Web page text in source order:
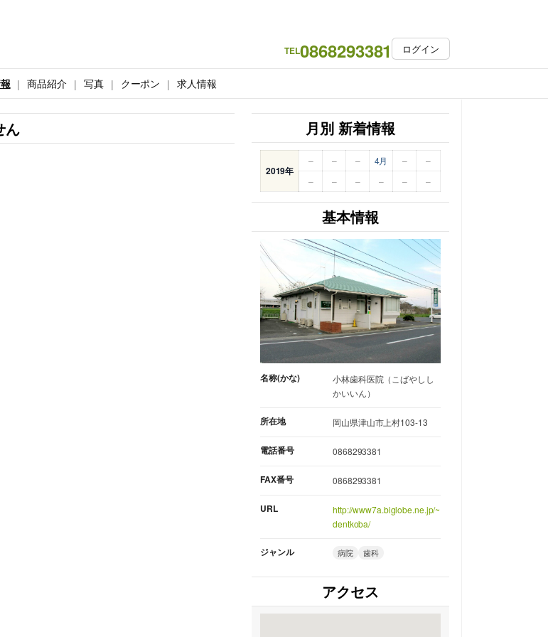
TEL0868293381 ログイン
商品紹介 写真 クーポン 求人情報
ん 月別 新着情報
2019年
– – – 4月 –
–
–
– – – – –
基本情報
名称(かな)
小林歯科医院（こばやしし
かいいん）
所在地 岡山県津山市上村103-13
電話番号 0868293381
FAX番号 0868293381
URL
http://www7a.biglobe.ne.jp/~
dentkoba/
ジャンル 病院 歯科
アクセス